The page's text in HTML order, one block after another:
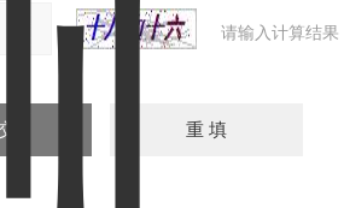
请输入计算结